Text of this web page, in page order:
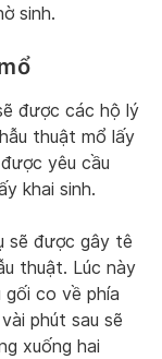
sinh.
được các hộ lý
thuật mổ lấy
yêu cầu
khai sinh.
sẽ được gây tê
thuật. Lúc này
gối co về phía
phút sau sẽ
xuống hai